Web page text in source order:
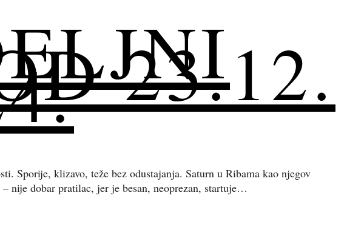
23.12.
Sporije, klizavo, teže bez odustajanja. Saturn u Ribama kao njegov
nije dobar pratilac, jer je besan, neoprezan, startuje…